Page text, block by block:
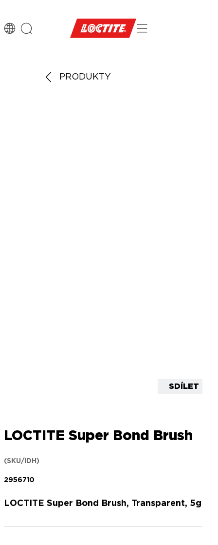
PRODUKTY
SDÍLET
LOCTITE Super Bond Brush
(SKU/IDH)
2956710
LOCTITE Super Bond Brush, Transparent, 5g